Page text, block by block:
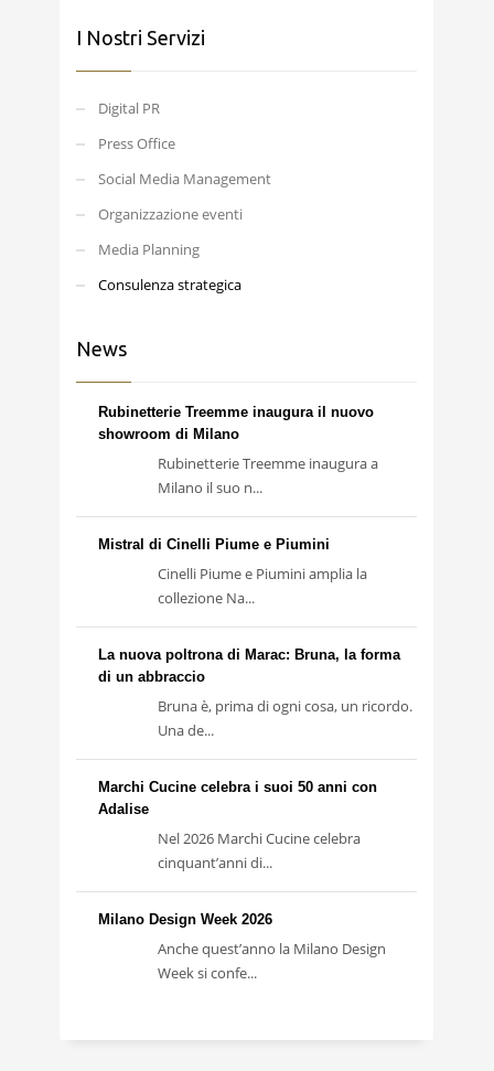
I Nostri Servizi
Digital PR
Press Office
Social Media Management
Organizzazione eventi
Media Planning
Consulenza strategica
News
Rubinetterie Treemme inaugura il nuovo
showroom di Milano
Rubinetterie Treemme inaugura a
Milano il suo n...
Mistral di Cinelli Piume e Piumini
Cinelli Piume e Piumini amplia la
collezione Na...
La nuova poltrona di Marac: Bruna, la forma
di un abbraccio
Bruna è, prima di ogni cosa, un ricordo.
Una de...
Marchi Cucine celebra i suoi 50 anni con
Adalise
Nel 2026 Marchi Cucine celebra
cinquant’anni di...
Milano Design Week 2026
Anche quest’anno la Milano Design
Week si confe...